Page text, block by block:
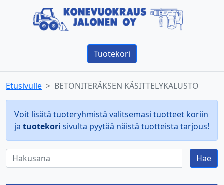
Tuotekori
Etusivulle BETONITERÄKSEN KÄSITTELYKALUSTO
Voit lisätä tuoteryhmistä valitsemasi tuotteet koriin
ja tuotekori sivulta pyytää näistä tuotteista tarjous!
Hae